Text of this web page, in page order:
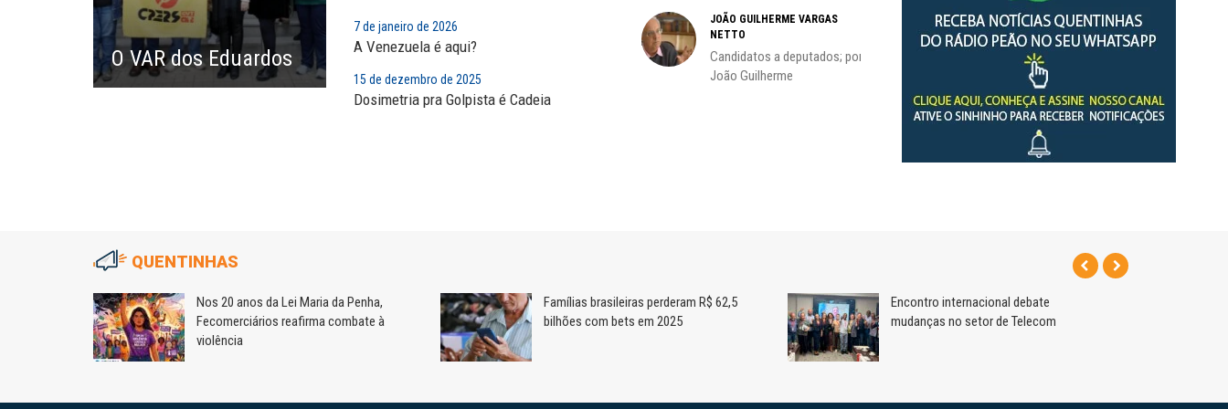
​O VAR dos Eduardos
7 de janeiro de 2026
A Venezuela é aqui?
15 de dezembro de 2025
Dosimetria pra Golpista é Cadeia
Saúde mental:
responsabilidade de todos
A geopolítica nas eleições de
JOÃO GUILHERME VARGAS
NETTO
Candidatos a deputados; por
João Guilherme
Sindec: 94 anos de união e
lutas
QUENTINHAS
Nos 20 anos da Lei Maria da Penha,
Fecomerciários reafirma combate à
violência
Famílias brasileiras perderam R$ 62,5
bilhões com bets em 2025
Encontro internacional debate
mudanças no setor de Telecom